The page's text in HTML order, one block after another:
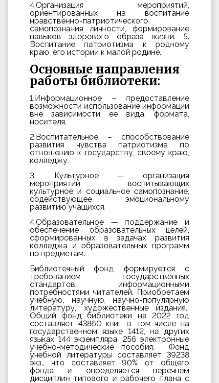
4.Организация мероприятий,
ориентированных на воспитание
нравственно-патриотического
самопознания личности, формирование
навыков здорового образа жизни. 5.
Воспитание патриотизма к родному
краю, его истории к малой родине.
Основные направления
работы библиотеки:
1.Информационное – предоставление
возможности использование информации
вне зависимости ее вида, формата,
носителя.
2.Воспитательное – способствование
развития чувства патриотизма по
отношению к государству, своему краю,
колледжу.
3. Культурное — организация
мероприятий воспитывающих
культурное и социальное самопознание,
содействующее эмоциональному
развитию учащихся.
4.Образовательное — поддержание и
обеспечение образовательных целей,
сформированных в задачах развития
колледжа и образовательных программ
по предметам.
Библиотечный фонд формируется с
требованием государственных
стандартов, информационными
потребностями читателей. Приобретаем
учебную, научную, научно-популярную
литературу, художественные издания.
Общий фонд библиотеки на 2022 год
составляет 43860 книг, в том числе на
государственном языке 1412, на других
языках 144 экземпляра ,256 электронные
учебно-методические пособия. Фонд
учебной литературы составляет 39238
экз., что составляет 90% от общего
фонда и определяется перечнем
дисциплин типового и рабочего плана с